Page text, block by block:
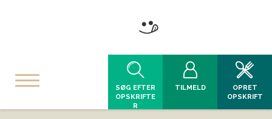
SØG EFTER
OPSKRIFTE
R
TILMELD
OPRET
OPSKRIFT